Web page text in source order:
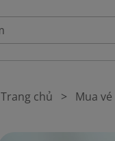
Trang chủ Mua vé